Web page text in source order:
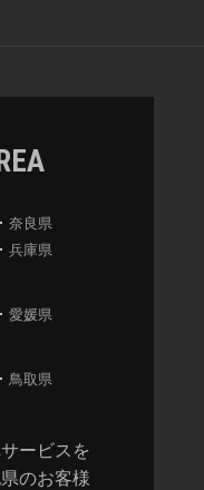
奈良県
兵庫県
愛媛県
鳥取県
ービスを
のお客様